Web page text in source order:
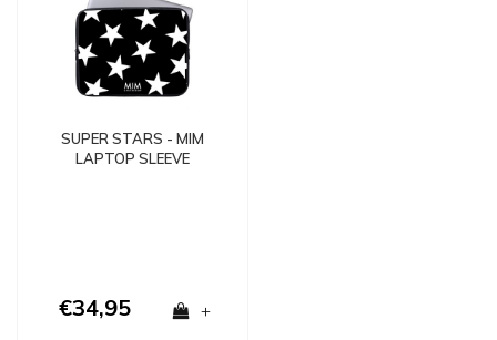
SUPER STARS - MIM
LAPTOP SLEEVE
€34,95 +